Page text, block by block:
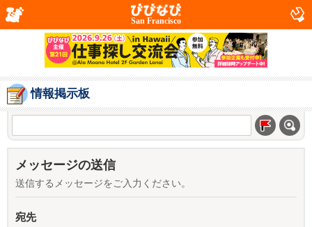
San Francisco
情報掲示板
メッセージの送信
送信するメッセージをご入力ください。
宛先